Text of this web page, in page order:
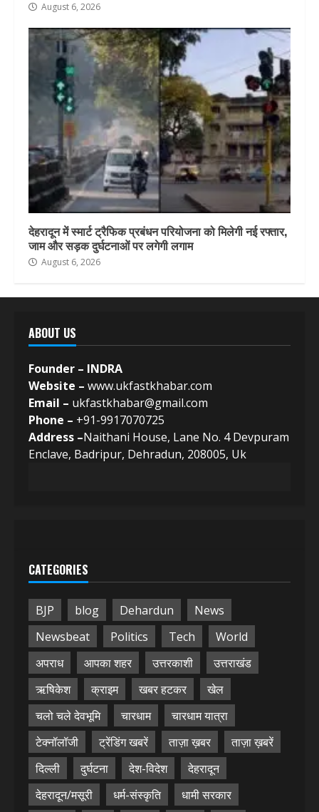
August 6, 2026
देहरादून में स्मार्ट ट्रैफिक प्रबंधन परियोजना को मिलेगी नई रफ्तार,
जाम और सड़क दुर्घटनाओं पर लगेगी लगाम
August 6, 2026
ABOUT US
Founder – INDRA
Website – www.ukfastkhabar.com
Email – ukfastkhabar@gmail.com
Phone – +91-9917070725
Address –Naithani House, Lane No. 4 Devpuram
Enclave, Badripur, Dehradun, 208005, Uk
CATEGORIES
BJP blog Dehardun
News
Newsbeat
Politics Tech
World
अपराध
आपका शहर उत्तरकाशी
उत्तराखंड
ऋषिकेश
क्राइम खबर हटकर
खेल
चलो चले देवभूमि
चारधाम
चारधाम यात्रा
टेक्नॉलॉजी
ट्रेंडिंग खबरें ताज़ा ख़बर
ताज़ा ख़बरें
दिल्ली
दुर्घटना देश-विदेश
देहरादून
देहरादून/मसूरी
धर्म-संस्कृति
धामी सरकार